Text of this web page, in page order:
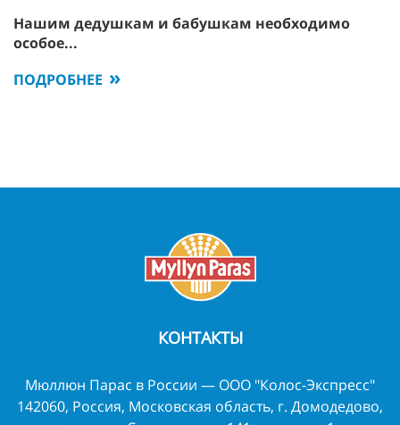
Нашим дедушкам и бабушкам необходимо
особое...
ПОДРОБНЕЕ
КОНТАКТЫ
Мюллюн Парас в России — ООО "Колос-Экспресс"
142060, Россия, Московская область, г. Домодедово,